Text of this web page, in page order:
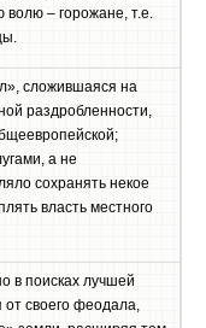
– горожане, т.е.
сложившаяся на
раздробленности,
а не
сохранять некое
власть местного
в поисках лучшей
от своего феодала,